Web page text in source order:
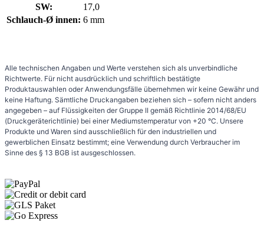
SW:
17,0
Schlauch-Ø innen: 6 mm
Alle technischen Angaben und Werte verstehen sich als unverbindliche
Richtwerte. Für nicht ausdrücklich und schriftlich bestätigte
Produktauswahlen oder Anwendungsfälle übernehmen wir keine Gewähr und
keine Haftung. Sämtliche Druckangaben beziehen sich – sofern nicht anders
angegeben – auf Flüssigkeiten der Gruppe II gemäß Richtlinie 2014/68/EU
(Druckgeräterichtlinie) bei einer Mediumstemperatur von +20 °C. Unsere
Produkte und Waren sind ausschließlich für den industriellen und
gewerblichen Einsatz bestimmt; eine Verwendung durch Verbraucher im
Sinne des § 13 BGB ist ausgeschlossen.